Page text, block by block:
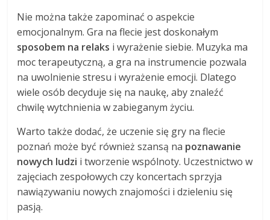
Nie można także zapominać o aspekcie
emocjonalnym. Gra na flecie jest doskonałym
sposobem na relaks i wyrażenie siebie. Muzyka ma
moc terapeutyczną, a gra na instrumencie pozwala
na uwolnienie stresu i wyrażenie emocji. Dlatego
wiele osób decyduje się na naukę, aby znaleźć
chwilę wytchnienia w zabieganym życiu.
Warto także dodać, że uczenie się gry na flecie
poznań może być również szansą na poznawanie
nowych ludzi i tworzenie wspólnoty. Uczestnictwo w
zajęciach zespołowych czy koncertach sprzyja
nawiązywaniu nowych znajomości i dzieleniu się
pasją.